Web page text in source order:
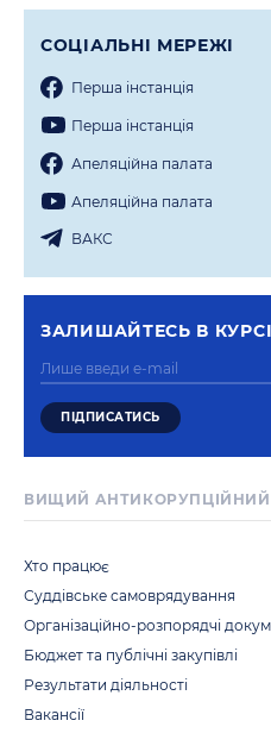
СОЦIАЛЬНI МЕРЕЖI
Перша iнстанцiя
Перша iнстанцiя
Апеляцiйна палата
Апеляцiйна палата
ВАКС
ЗАЛИШАЙТЕСЬ В
ВИЩИЙ
Хто працює
Суддівське самоврядування
Організаційно-розпорядчі
Бюджет та публічні закупівлі
Результати діяльності
Вакансії